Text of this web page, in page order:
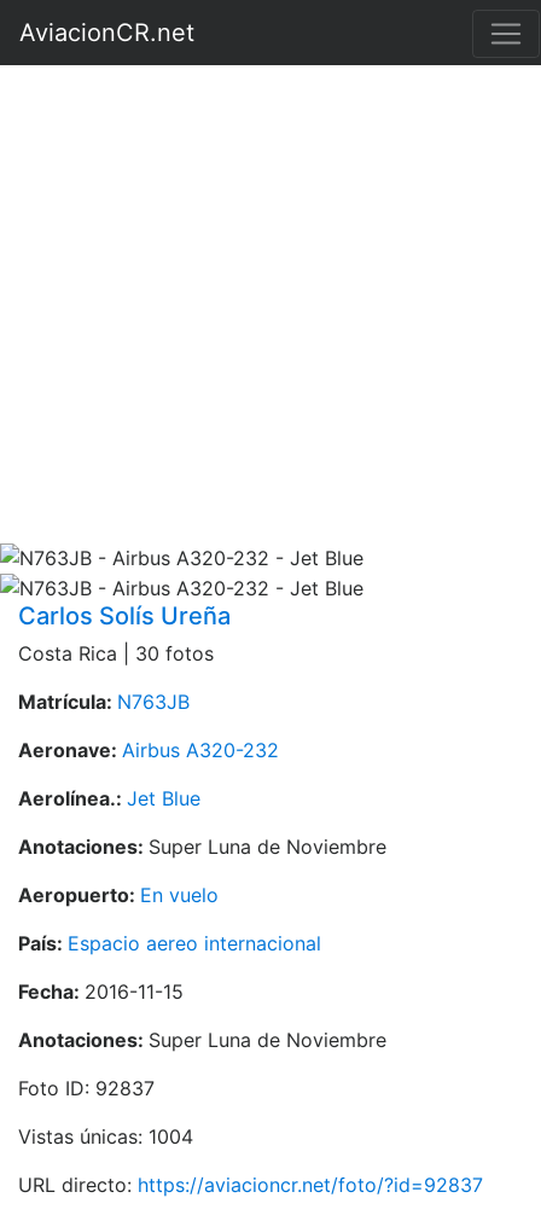
AviacionCR.net
Carlos Solís Ureña
Costa Rica | 30 fotos
Matrícula: N763JB
Aeronave: Airbus A320-232
Aerolínea.: Jet Blue
Anotaciones: Super Luna de Noviembre
Aeropuerto: En vuelo
País: Espacio aereo internacional
Fecha: 2016-11-15
Anotaciones: Super Luna de Noviembre
Foto ID: 92837
Vistas únicas: 1004
URL directo: https://aviacioncr.net/foto/?id=92837